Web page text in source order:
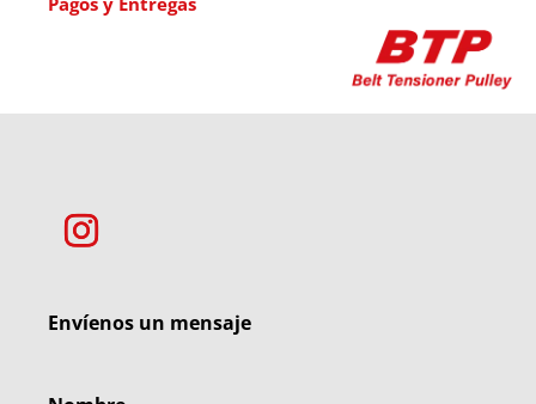
Envíenos un mensaje